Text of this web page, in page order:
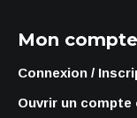
Mon compte
Connexion /
Ouvrir un compte